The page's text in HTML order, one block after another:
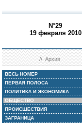
N°29
19 февраля 2010
//Архив
ВЕСЬ НОМЕР
ПЕРВАЯ ПОЛОСА
ПОЛИТИКА И ЭКОНОМИКА
ОБЩЕСТВО
ПРОИСШЕСТВИЯ
ЗАГРАНИЦА